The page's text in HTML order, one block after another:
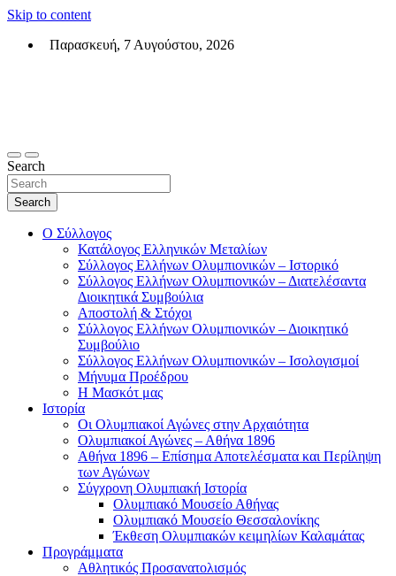
Skip to content
Παρασκευή, 7 Αυγούστου, 2026
Search
Search
Ο Σύλλογος
Κατάλογος Ελληνικών Μεταλίων
Σύλλογος Ελλήνων Ολυμπιονικών – Ιστορικό
Σύλλογος Ελλήνων Ολυμπιονικών – Διατελέσαντα
Διοικητικά Συμβούλια
Αποστολή & Στόχοι
Σύλλογος Ελλήνων Ολυμπιονικών – Διοικητικό
Συμβούλιο
Σύλλογος Ελλήνων Ολυμπιονικών – Ισολογισμοί
Μήνυμα Προέδρου
Η Μασκότ μας
Ιστορία
Οι Ολυμπιακοί Αγώνες στην Αρχαιότητα
Ολυμπιακοί Αγώνες – Αθήνα 1896
Αθήνα 1896 – Επίσημα Αποτελέσματα και Περίληψη
των Αγώνων
Σύγχρονη Ολυμπιακή Ιστορία
Ολυμπιακό Μουσείο Αθήνας
Ολυμπιακό Μουσείο Θεσσαλονίκης
Έκθεση Ολυμπιακών κειμηλίων Καλαμάτας
Προγράμματα
Αθλητικός Προσανατολισμός